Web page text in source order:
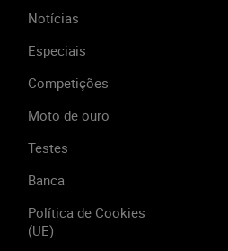
Notícias
Especiais
Competições
Moto de ouro
Testes
Banca
Política de Cookies
(UE)